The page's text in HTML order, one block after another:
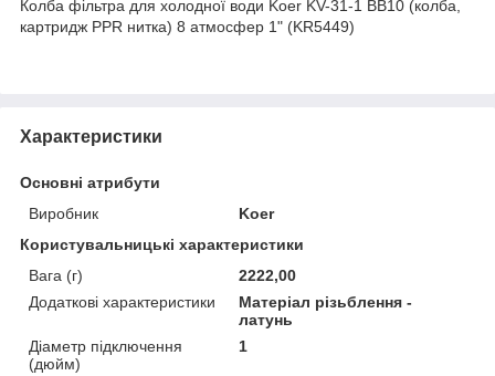
Колба фільтра для холодної води Koer KV-31-1 ВВ10 (колба,
картридж PPR нитка) 8 атмосфер 1" (KR5449)
Характеристики
Основні атрибути
Виробник
Koer
Користувальницькі характеристики
Вага (г)
2222,00
Додаткові характеристики
Матеріал різьблення -
латунь
Діаметр підключення
(дюйм)
1